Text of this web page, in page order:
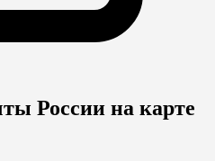
России на карте